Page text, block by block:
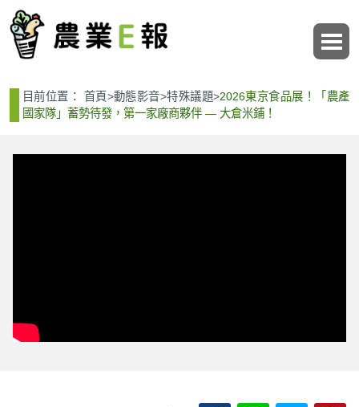
目前位置： 首頁>動態影音>特殊議題>2026東京食品展！「農產
國家隊」蓄勢待發，第一家廠商夥伴 ― 大倉米鋪！